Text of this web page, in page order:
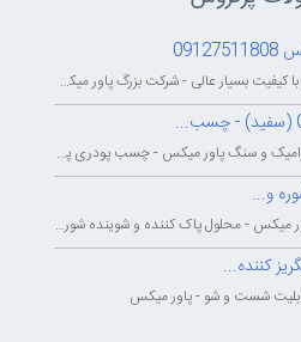
خرید اینترنتی پودر بندکشی رنگی با کیفیت بسیار عالی - شرکت بزرگ پاور میکس...
چسب مخصوص آجر . کاشی . سرامیک و سنگ پاور میکس - چسب پودری پاورمیکس - چسب...
محلول ضد شوره و ضد سیمان پاور میکس - محلول پاک کننده و شوینده شوره و سیمان...
قابلیت شست و شو - پاور میکس